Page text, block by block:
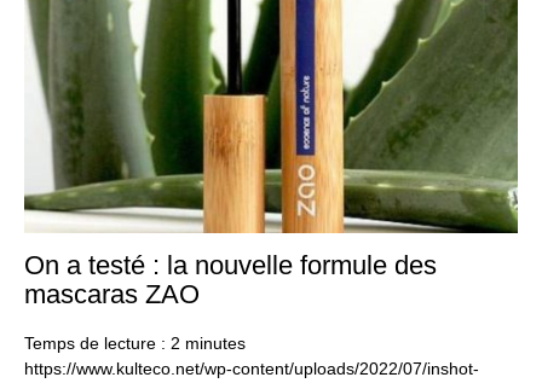
On a testé : la nouvelle formule des
mascaras ZAO
Temps de lecture : 2 minutes
https://www.kulteco.net/wp-content/uploads/2022/07/inshot-